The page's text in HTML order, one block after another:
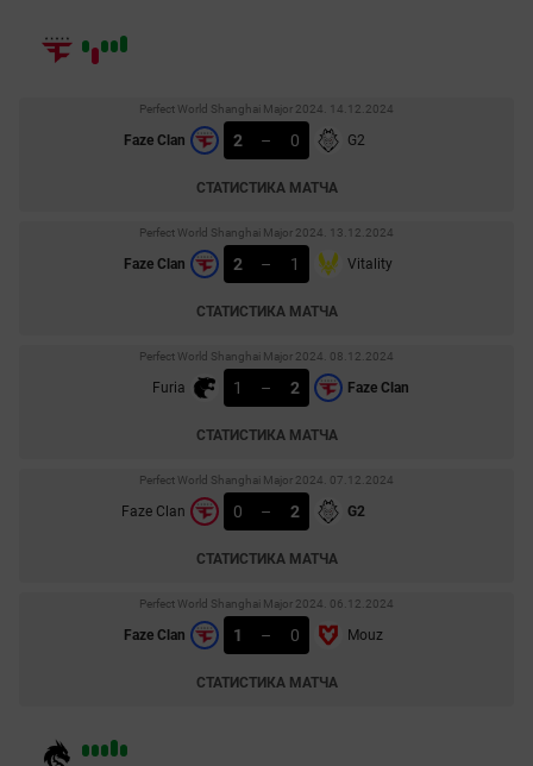
Perfect World Shanghai Major 2024. 14.12.2024
Faze Clan 2 – 0 G2
СТАТИСТИКА МАТЧА
Perfect World Shanghai Major 2024. 13.12.2024
Faze Clan 2 – 1 Vitality
СТАТИСТИКА МАТЧА
Perfect World Shanghai Major 2024. 08.12.2024
Furia 1 – 2 Faze Clan
СТАТИСТИКА МАТЧА
Perfect World Shanghai Major 2024. 07.12.2024
Faze Clan 0 – 2 G2
СТАТИСТИКА МАТЧА
Perfect World Shanghai Major 2024. 06.12.2024
Faze Clan 1 – 0 Mouz
СТАТИСТИКА МАТЧА